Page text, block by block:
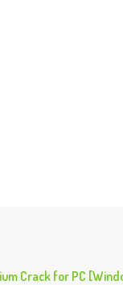
Crack for PC